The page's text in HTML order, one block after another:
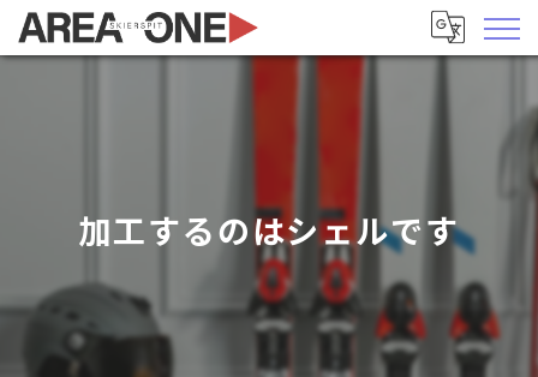
加工するのはシェルです